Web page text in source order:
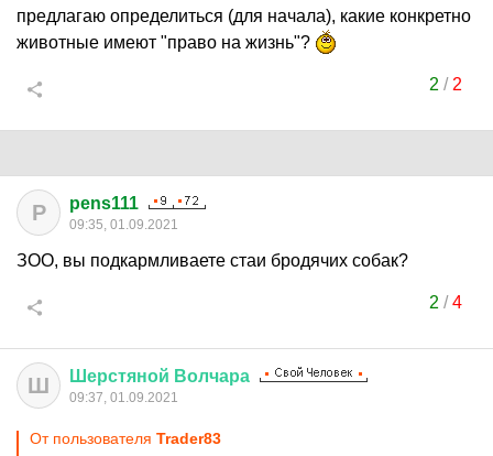
предлагаю определиться (для начала), какие конкретно
животные имеют "право на жизнь"?
2 / 2
P pens111
09:35, 01.09.2021
ЗОО, вы подкармливаете стаи бродячих собак?
2 /4
Ш Шерстяной Волчара
09:37, 01.09.2021
От пользователя Trader83